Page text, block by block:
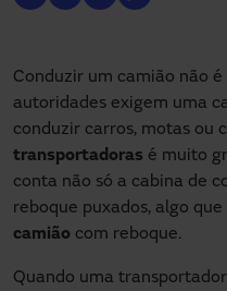
Conduzir um camião não
autoridades exigem uma
conduzir carros, motas ou
transportadoras é muito
conta não só a cabina de
reboque puxados, algo
camião com reboque.
Quando uma